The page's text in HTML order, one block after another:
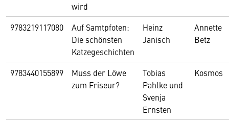
wird
9783219117080
Auf Samtpfoten:
Die schönsten
Katzegeschichten
Heinz
Janisch
Annette
Betz
9783440155899
Muss der Löwe
zum Friseur?
Tobias
Pahlke und
Svenja
Ernsten
Kosmos